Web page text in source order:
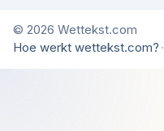
© 2026 Wettekst.com
Hoe werkt wettekst.com? ·